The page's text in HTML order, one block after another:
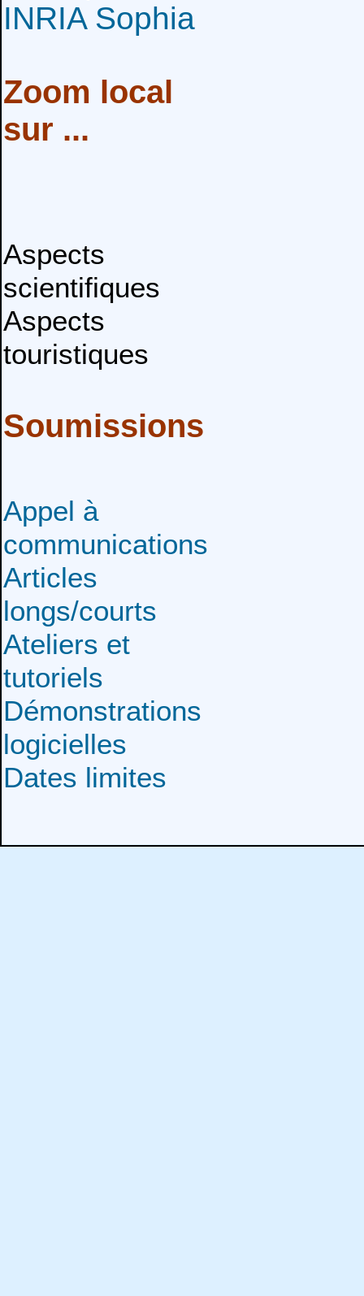
INRIA Sophia
Zoom local
sur ...
Aspects
scientifiques
Aspects
touristiques
Soumissions
Appel à
communications
Articles
longs/courts
Ateliers et
tutoriels
Démonstrations
logicielles
Dates limites